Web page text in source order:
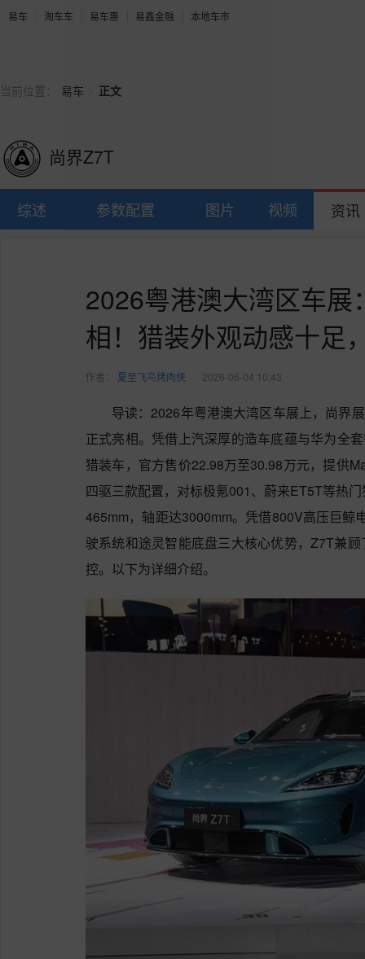
易车 淘车车 易车惠 易鑫金融 本地车市
当前位置： 易车 正文
尚界Z7T
综述 参数配置 图片 视频 资讯
2026粤港澳大湾区车
相！猎装外观动感十足
作者： 夏至飞鸟烤肉侠 2026-06-04 10:43
导读：2026年粤港澳大湾区车展上，尚界
正式亮相。凭借上汽深厚的造车底蕴与华为全
猎装车，官方售价22.98万至30.98万元，提供
四驱三款配置，对标极氪001、蔚来ET5T等热
465mm，轴距达3000mm。凭借800V高压巨
驶系统和途灵智能底盘三大核心优势，Z7T兼
控。以下为详细介绍。